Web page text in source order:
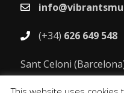
(+34) 626 649 548
Sant Celoni